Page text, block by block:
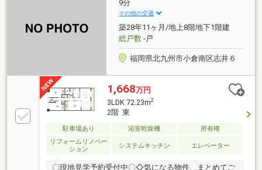
ンイレブン小倉企救丘2丁目店 約365m（徒歩5分）
9分
その他の交通
築28年11ヶ月/地上8階地下1階建
総戸数-戸
福岡県北九州市小倉南区志井６
1,668万円
3LDK 72.23m2
2階 東
駐車場あり 浴室乾燥機
所有権
リフォームリノベー
ション
システムキッチン エレベーター
〇現地見学予約受付中〇◇気になる物件、まとめてご